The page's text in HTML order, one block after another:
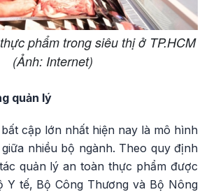
phẩm trong siêu thị ở TP.HCM
(Ảnh: Internet)
quản lý
cập lớn nhất hiện nay là mô hình
nhiều bộ ngành. Theo quy định
quản lý an toàn thực phẩm được
Y tế, Bộ Công Thương và Bộ Nông